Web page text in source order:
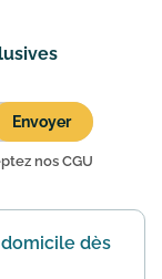
Envoyer
nos CGU
dès